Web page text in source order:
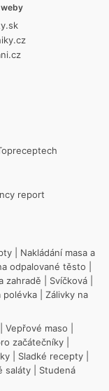
report
Nakládání masa a
odpalované těsto
zahradě Svíčková
polévka
Zálivky na
Vepřové maso
začátečníky
Sladké recepty
saláty
Studená